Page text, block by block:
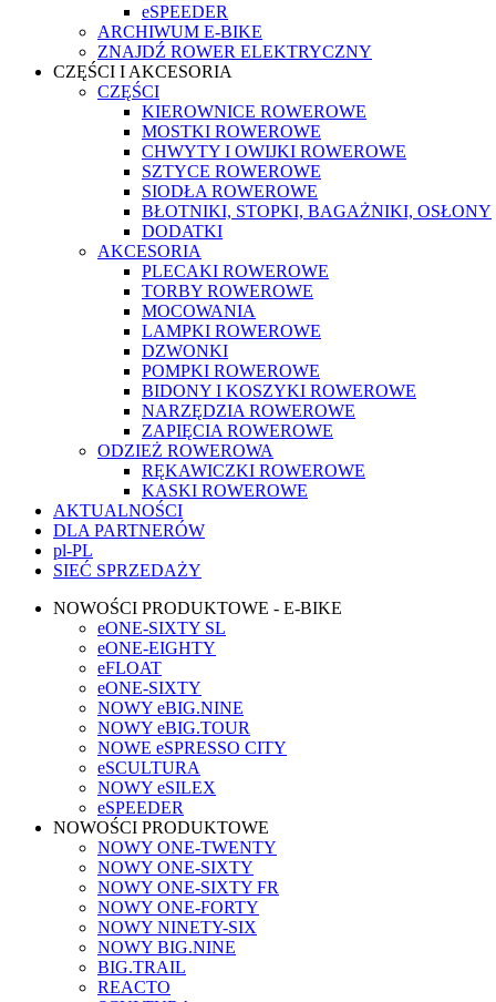
eSPEEDER
ARCHIWUM E-BIKE
ZNAJDŹ ROWER ELEKTRYCZNY
CZĘŚCI I AKCESORIA
CZĘŚCI
KIEROWNICE ROWEROWE
MOSTKI ROWEROWE
CHWYTY I OWIJKI ROWEROWE
SZTYCE ROWEROWE
SIODŁA ROWEROWE
BŁOTNIKI, STOPKI, BAGAŻNIKI, OSŁONY
DODATKI
AKCESORIA
PLECAKI ROWEROWE
TORBY ROWEROWE
MOCOWANIA
LAMPKI ROWEROWE
DZWONKI
POMPKI ROWEROWE
BIDONY I KOSZYKI ROWEROWE
NARZĘDZIA ROWEROWE
ZAPIĘCIA ROWEROWE
ODZIEŻ ROWEROWA
RĘKAWICZKI ROWEROWE
KASKI ROWEROWE
AKTUALNOŚCI
DLA PARTNERÓW
pl-PL
SIEĆ SPRZEDAŻY
NOWOŚCI PRODUKTOWE - E-BIKE
eONE-SIXTY SL
eONE-EIGHTY
eFLOAT
eONE-SIXTY
NOWY eBIG.NINE
NOWY eBIG.TOUR
NOWE eSPRESSO CITY
eSCULTURA
NOWY eSILEX
eSPEEDER
NOWOŚCI PRODUKTOWE
NOWY ONE-TWENTY
NOWY ONE-SIXTY
NOWY ONE-SIXTY FR
NOWY ONE-FORTY
NOWY NINETY-SIX
NOWY BIG.NINE
BIG.TRAIL
REACTO